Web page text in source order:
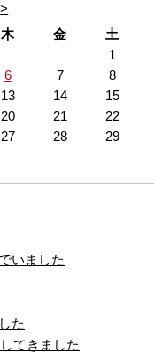
>
木 金
土
1
6 7
8
13 14
15
20 21
22
27 28
29
いました
た
てきました